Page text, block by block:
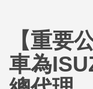
【重要
車為